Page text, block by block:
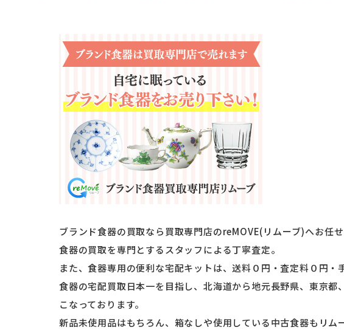
ブランド食器の買取なら買取専門店のreMOVE(リムーブ)へお任せ
食器の買取を専門とするスタッフによる丁寧査定。
また、食器専用の便利な宅配キットは、送料０円・査定料０円・
食器の宅配買取日本一を目指し、北海道から地元長野県、東京
こなっております。
新品未使用品はもちろん、箱なしや使用している中古食器もリム